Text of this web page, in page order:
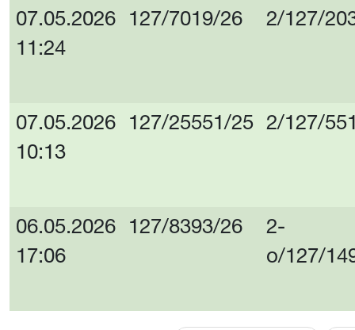
07.05.2026
11:24
127/7019/26 2/127/
07.05.2026
10:13
127/25551/25 2/127/
06.05.2026
17:06
127/8393/26
2-
о/127/